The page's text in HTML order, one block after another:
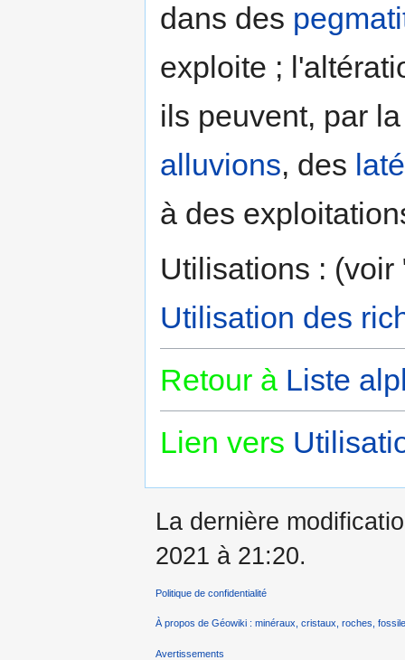
dans des
exploite ;
ils peuvent, par
alluvions, des
à des
Utilisations :
Utilisation des
Retour à Liste
Lien vers
La dernière
2021 à 21:20.
Politique de confidentialité
À propos de Géowiki : minéraux, cristaux, roches,
Avertissements